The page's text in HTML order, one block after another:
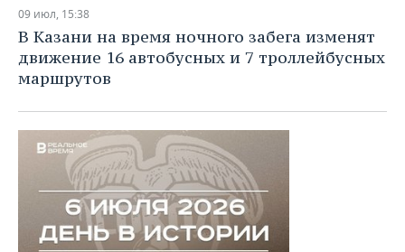
НЕФТЕХИМИЯ
НЕФТЬ
ОПК
ЭНЕРГЕТИКА
РОЗНИЧНАЯ ТОРГОВЛЯ
ТРАНСПОРТ
УСЛУГИ
НОВОСТИ ТЕХНОЛОГИЙ
IT
МЕДИА
ТЕЛЕКОММУНИКАЦИИ
МЕРОПРИЯТИЯ
НОВОСТИ МЕРОПРИЯТИЙ
ВЫЕЗДНАЯ РЕДАКЦИЯ
БИЗНЕС-БРАНЧИ
ONLINE-КОНФЕРЕНЦИИ
ОТКРЫТАЯ ЛЕКЦИЯ
СПОРТ
НОВОСТИ СПОРТА
ФУТБОЛ
ХОККЕЙ
БАСКЕТБОЛ
ОБЩЕСТВО
НОВОСТИ ОБЩЕСТВА
ВЛАСТЬ
ИНФРАСТРУКТУРА
ФОТОГАЛЕРЕЯ
СЮЖЕТЫ
СПРАВОЧНИК
09 июл, 15:38
В Казани на время ночного забега изменят
движение 16 автобусных и 7 троллейбусных
маршрутов